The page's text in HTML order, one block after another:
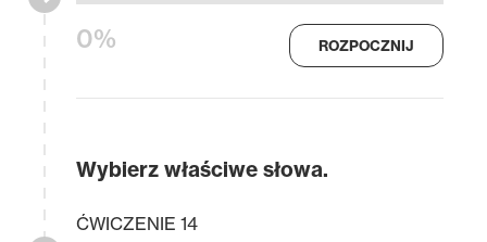
0% ROZPOCZNIJ
Wybierz właściwe słowa.
ĆWICZENIE 14